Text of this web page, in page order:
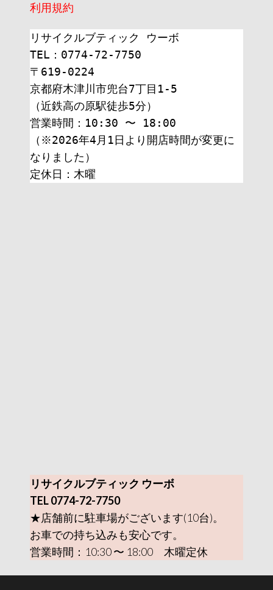
利用規約
リサイクルブティック ウーボ
TEL：0774-72-7750
〒619-0224
京都府木津川市兜台7丁目1-5
（近鉄高の原駅徒歩5分）
営業時間：10:30 〜 18:00
（※2026年4月1日より開店時間が変更に
なりました）
定休日：木曜
リサイクルブティック ウーボ
TEL 0774-72-7750
★店舗前に駐車場がございます(10台)。
お車での持ち込みも安心です。
営業時間：10:30 〜 18:00 木曜定休